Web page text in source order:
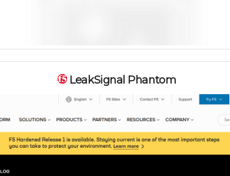
LeakSignal Phantom